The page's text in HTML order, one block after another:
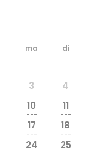
ma di
3
4
10
---
11
---
17
---
18
---
24 25